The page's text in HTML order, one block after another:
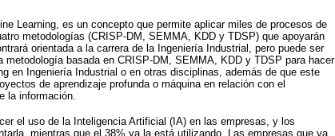
Learning, es un concepto que permite aplicar miles de procesos de
metodologías (CRISP-DM, SEMMA, KDD y TDSP) que apoyarán
orientada a la carrera de la Ingeniería Industrial, pero puede ser
basada en CRISP-DM, SEMMA, KDD y TDSP para hacer
en Ingeniería Industrial o en otras disciplinas, además de que este
de aprendizaje profunda o máquina en relación con el
la información.
el uso de la Inteligencia Artificial (IA) en las empresas, y los
mientras que el 38% ya la está utilizando. Las empresas que ya